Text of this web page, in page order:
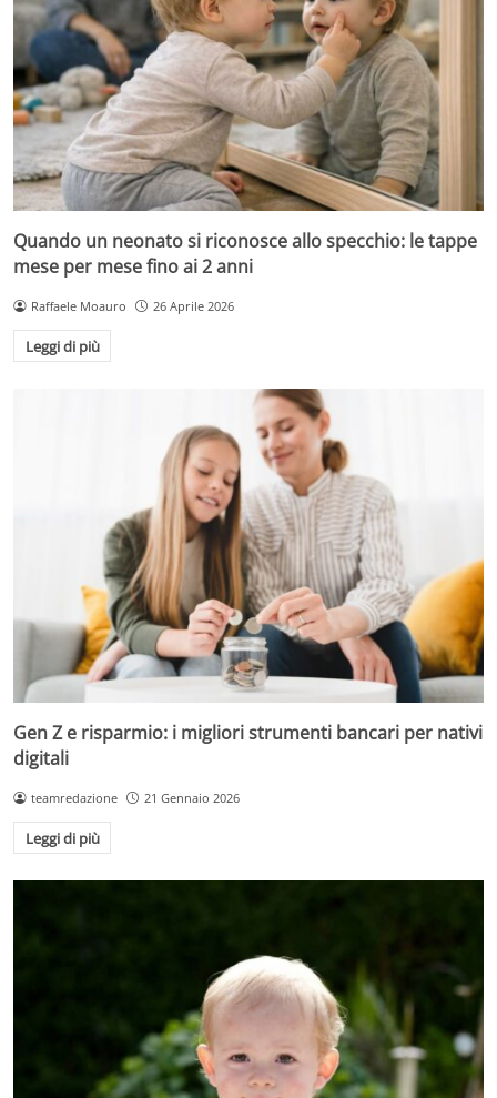
Quando un neonato si riconosce allo specchio: le tappe
mese per mese fino ai 2 anni
Raffaele Moauro 26 Aprile 2026
Leggi di più
Gen Z e risparmio: i migliori strumenti bancari per nativi
digitali
teamredazione 21 Gennaio 2026
Leggi di più